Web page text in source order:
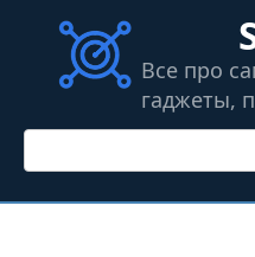
контенту
Все про
гаджеты,
Поиск: